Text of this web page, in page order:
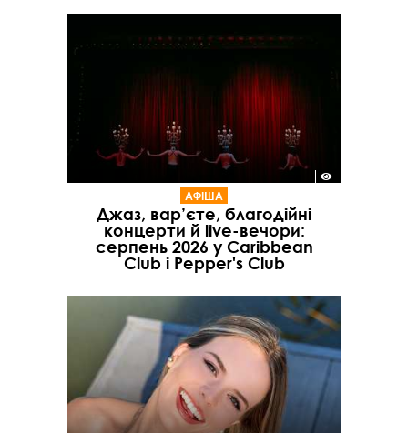
АФІША
Джаз, вар’єте, благодійні
концерти й live-вечори:
серпень 2026 у Caribbean
Club і Pepper's Club